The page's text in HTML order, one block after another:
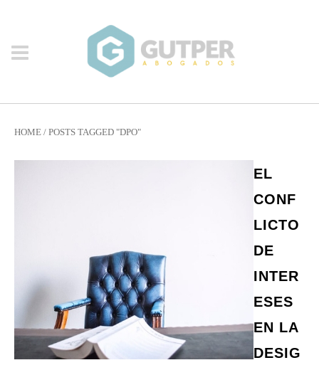
HOME / POSTS TAGGED "DPO"
EL
CONF
LICTO
DE
INTER
ESES
EN LA
DESIG